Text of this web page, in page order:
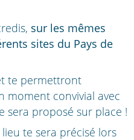
sur les mêmes
sites du Pays de
te permettront
moment convivial avec
sera proposé sur place !
lieu te sera précisé lors